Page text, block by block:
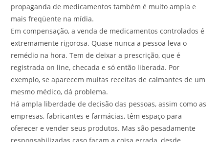
propaganda de medicamentos também é muito ampla e
mais freqüente na mídia.
Em compensação, a venda de medicamentos controlados é
extremamente rigorosa. Quase nunca a pessoa leva o
remédio na hora. Tem de deixar a prescrição, que é
registrada on line, checada e só então liberada. Por
exemplo, se aparecem muitas receitas de calmantes de um
mesmo médico, dá problema.
Há ampla liberdade de decisão das pessoas, assim como as
empresas, fabricantes e farmácias, têm espaço para
oferecer e vender seus produtos. Mas são pesadamente